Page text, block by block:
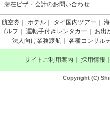
滞在ビザ・会計のお問い合わせ
航空券 ホテル タイ国内ツアー
ゴルフ
運転手付きレンタカー
お出
法人向け業務渡航
各種コンサル
サイトご利用案内 採用情報
Copyright (C)